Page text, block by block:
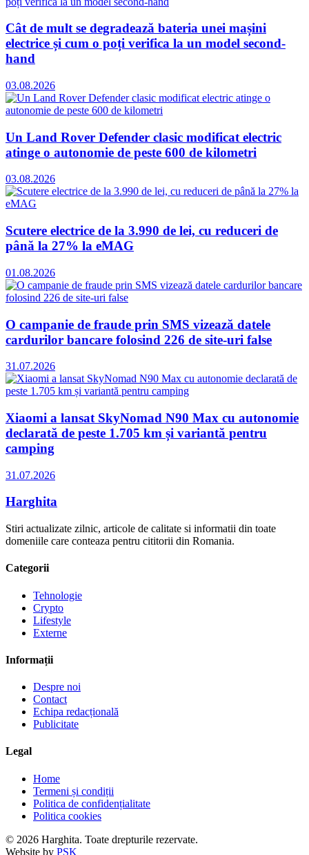
Cât de mult se degradează bateria unei mașini
electrice și cum o poți verifica la un model second-
hand
03.08.2026
Un Land Rover Defender clasic modificat electric
atinge o autonomie de peste 600 de kilometri
03.08.2026
Scutere electrice de la 3.990 de lei, cu reduceri de
până la 27% la eMAG
01.08.2026
O campanie de fraude prin SMS vizează datele
cardurilor bancare folosind 226 de site-uri false
31.07.2026
Xiaomi a lansat SkyNomad N90 Max cu autonomie
declarată de peste 1.705 km și variantă pentru
camping
31.07.2026
Harghita
Stiri actualizate zilnic, articole de calitate si informatii din toate
domeniile care conteaza pentru cititorii din Romania.
Categorii
Tehnologie
Crypto
Lifestyle
Externe
Informații
Despre noi
Contact
Echipa redacțională
Publicitate
Legal
Home
Termeni și condiții
Politica de confidențialitate
Politica cookies
© 2026 Harghita. Toate drepturile rezervate.
Website by PSK